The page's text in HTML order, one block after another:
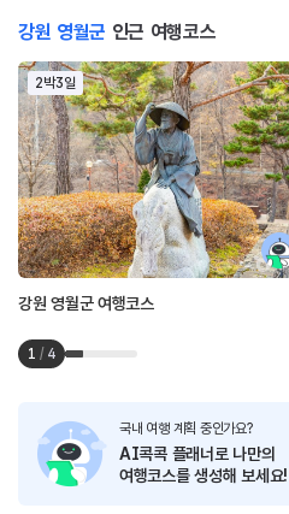
강원 영월군 인근 여행코스
2박3일
강원 영월군 여행코스
1 / 4
국내 여행 계획 중인가요?
AI콕콕 플래너로 나만의
여행코스를 생성해 보세요!